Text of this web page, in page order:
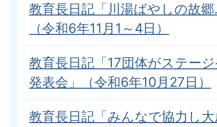
教育長日記「川湯ばやしの故
（令和6年11月1～4日）
教育長日記「17団体がステー
発表会」（令和6年10月27日）
教育長日記「みんなで協力し